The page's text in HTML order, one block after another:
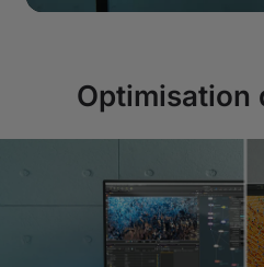
Optimisation